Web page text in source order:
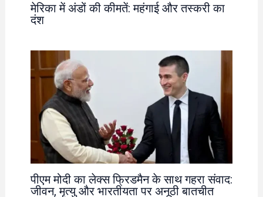
मेरिका में अंडों की कीमतें: महंगाई और तस्करी का
दंश
पीएम मोदी का लेक्स फ्रिडमैन के साथ गहरा संवाद:
जीवन, मृत्यु और भारतीयता पर अनूठी बातचीत